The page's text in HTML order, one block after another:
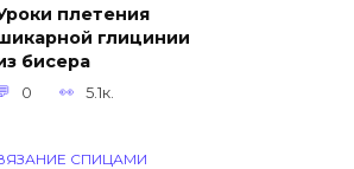
плетения
глицинии
бисера
0 5.1к.
СПИЦАМИ